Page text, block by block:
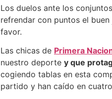
Los duelos ante los
refrendar con puntos el
favor.
Las chicas de Primera
nuestro deporte y que
cogiendo tablas en esta
partido y han caído en